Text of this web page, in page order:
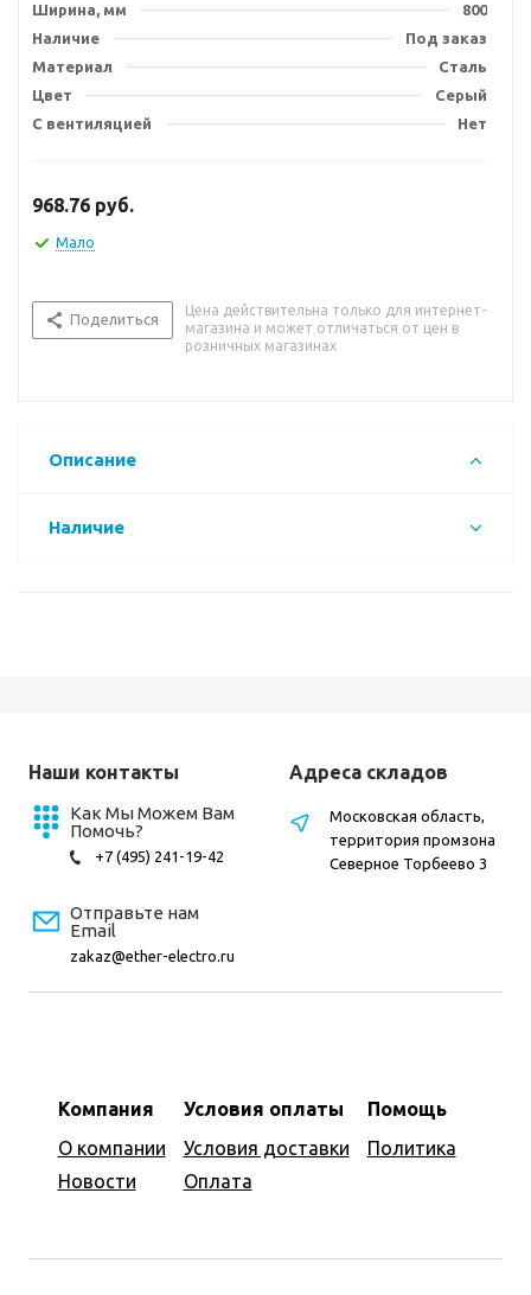
Ширина, мм
800
Наличие
Под заказ
Материал
Сталь
Цвет
Серый
С вентиляцией
Нет
968.76 руб.
Мало
Поделиться
Цена действительна только для интернет-
магазина и может отличаться от цен в
розничных магазинах
Описание
Наличие
Наши контакты
Как Мы Можем Вам
Помочь?
+7 (495) 241-19-42
Отправьте нам
Email
zakaz@ether-electro.ru
Компания
О компании
Новости
Условия оплаты
Условия доставки
Оплата
Помощь
Политика
Адреса складов
Московская область,
территория промзона
Северное Торбеево 3